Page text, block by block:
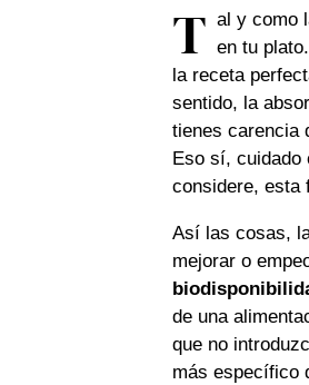
T al y como
en tu
la receta
sentido, la
tienes carencia
Eso sí, cuidado
considere, esta
Así las cosas,
mejorar o
de una
que no
más específico